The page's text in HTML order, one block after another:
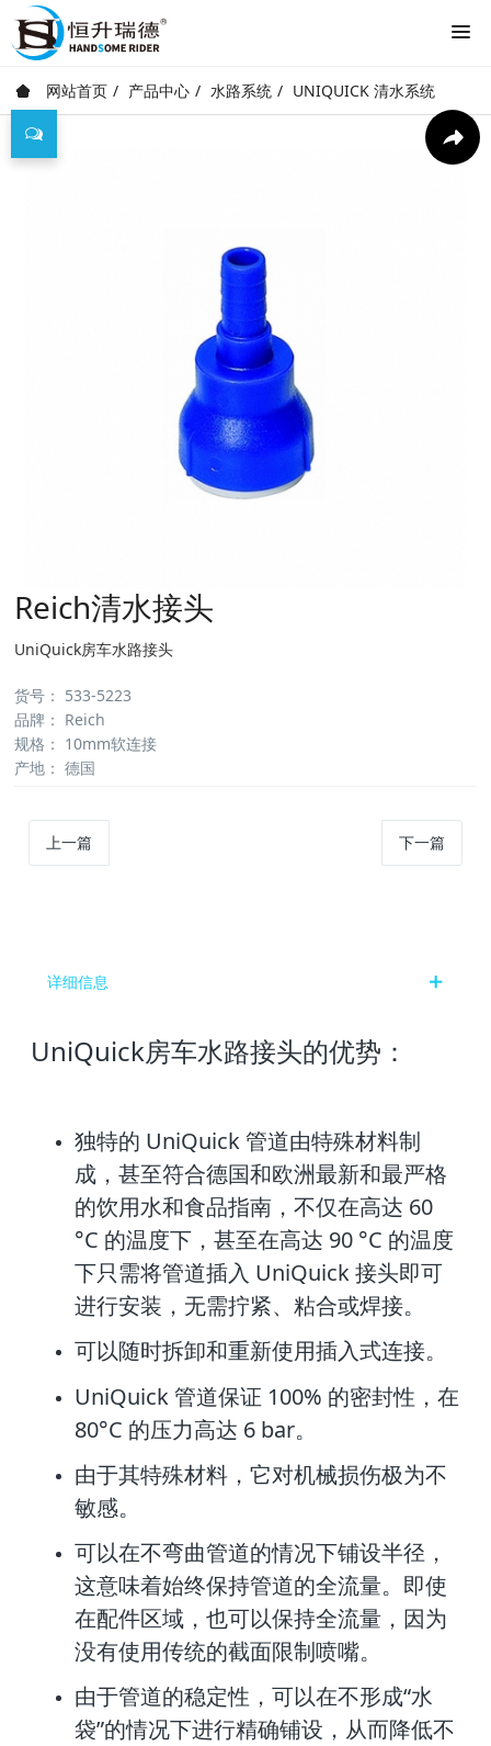
网站首页 产品中心 水路系统 UNIQUICK 清水系统
Reich清水接头
UniQuick房车水路接头
货号 ： 533-5223
品牌 ： Reich
规格 ： 10mm软连接
产地 ： 德国
上一篇 下一篇
详细信息
UniQuick房车水路接头的优势：
独特的 UniQuick 管道由特殊材料制
成，甚至符合德国和欧洲最新和最严格
的饮用水和食品指南，不仅在高达 60
°C 的温度下，甚至在高达 90 °C 的温度
下只需将管道插入 UniQuick 接头即可
进行安装，无需拧紧、粘合或焊接。
可以随时拆卸和重新使用插入式连接。
UniQuick 管道保证 100% 的密封性，在
80°C 的压力高达 6 bar。
由于其特殊材料，它对机械损伤极为不
敏感。
可以在不弯曲管道的情况下铺设半径，
这意味着始终保持管道的全流量。即使
在配件区域，也可以保持全流量，因为
没有使用传统的截面限制喷嘴。
由于管道的稳定性，可以在不形成“水
袋”的情况下进行精确铺设，从而降低不